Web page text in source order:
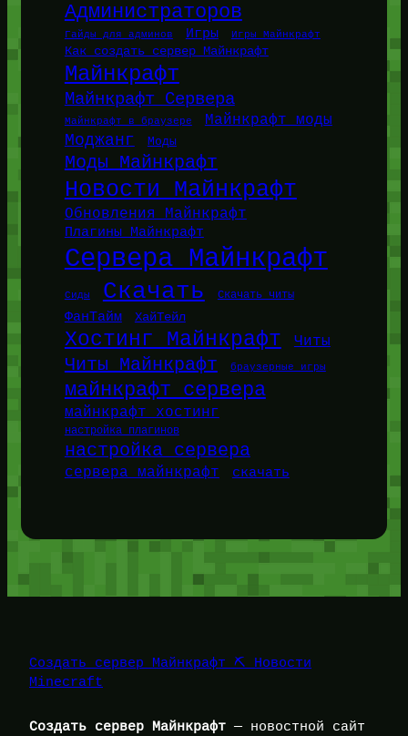
Администраторов
Гайды для админов Игры Игры Майнкрафт
Как создать сервер Майнкрафт
Майнкрафт
Майнкрафт Сервера
Майнкрафт в браузере Майнкрафт моды
Моджанг Моды
Моды Майнкрафт
Новости Майнкрафт
Обновления Майнкрафт
Плагины Майнкрафт
Сервера Майнкрафт
Сиды Скачать Скачать читы
ФанТайм ХайТейл
Хостинг Майнкрафт Читы
Читы Майнкрафт браузерные игры
майнкрафт сервера
майнкрафт хостинг
настройка плагинов
настройка сервера
сервера майнкрафт скачать
Создать сервер Майнкрафт ⛏️ Новости
Minecraft
Создать сервер Майнкрафт — новостной сайт